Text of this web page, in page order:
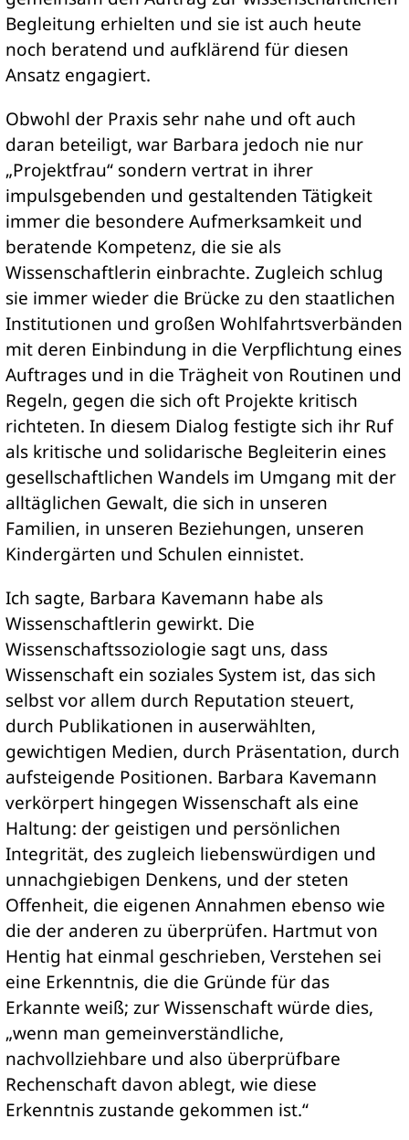
Begleitung erhielten und sie ist auch heute
noch beratend und aufklärend für diesen
Ansatz engagiert.
Obwohl der Praxis sehr nahe und oft auch
daran beteiligt, war Barbara jedoch nie nur
„Projektfrau“ sondern vertrat in ihrer
impulsgebenden und gestaltenden Tätigkeit
immer die besondere Aufmerksamkeit und
beratende Kompetenz, die sie als
Wissenschaftlerin einbrachte. Zugleich schlug
sie immer wieder die Brücke zu den staatlichen
Institutionen und großen Wohlfahrtsverbänden
mit deren Einbindung in die Verpflichtung eines
Auftrages und in die Trägheit von Routinen und
Regeln, gegen die sich oft Projekte kritisch
richteten. In diesem Dialog festigte sich ihr Ruf
als kritische und solidarische Begleiterin eines
gesellschaftlichen Wandels im Umgang mit der
alltäglichen Gewalt, die sich in unseren
Familien, in unseren Beziehungen, unseren
Kindergärten und Schulen einnistet.
Ich sagte, Barbara Kavemann habe als
Wissenschaftlerin gewirkt. Die
Wissenschaftssoziologie sagt uns, dass
Wissenschaft ein soziales System ist, das sich
selbst vor allem durch Reputation steuert,
durch Publikationen in auserwählten,
gewichtigen Medien, durch Präsentation, durch
aufsteigende Positionen. Barbara Kavemann
verkörpert hingegen Wissenschaft als eine
Haltung: der geistigen und persönlichen
Integrität, des zugleich liebenswürdigen und
unnachgiebigen Denkens, und der steten
Offenheit, die eigenen Annahmen ebenso wie
die der anderen zu überprüfen. Hartmut von
Hentig hat einmal geschrieben, Verstehen sei
eine Erkenntnis, die die Gründe für das
Erkannte weiß; zur Wissenschaft würde dies,
„wenn man gemeinverständliche,
nachvollziehbare und also überprüfbare
Rechenschaft davon ablegt, wie diese
Erkenntnis zustande gekommen ist.“